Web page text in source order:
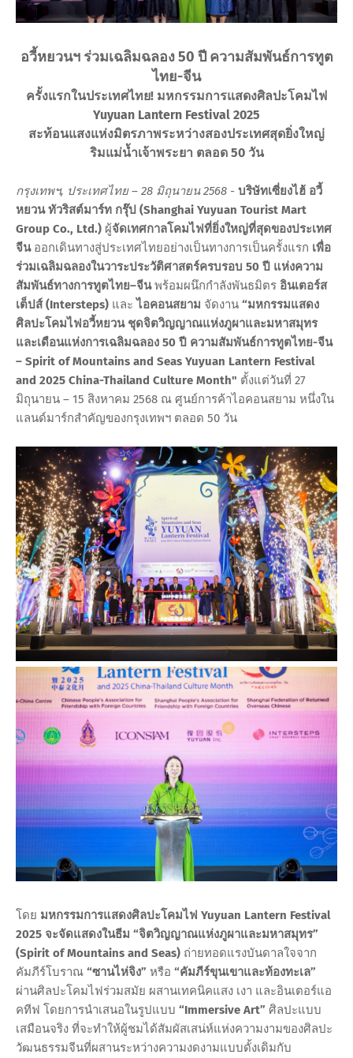
อวี้หยวนฯ ร่วมเฉลิมฉลอง 50 ปี ความสัมพันธ์การทูต
ไทย-จีน
ครั้งแรกในประเทศไทย! มหกรรมการแสดงศิลปะโคมไฟ
Yuyuan Lantern Festival 2025
สะท้อนแสงแห่งมิตรภาพระหว่างสองประเทศสุดยิ่งใหญ่
ริมแม่น้ำเจ้าพระยา ตลอด 50 วัน
กรุงเทพฯ, ประเทศไทย – 28 มิถุนายน 2568 - บริษัทเซี่ยงไฮ้ อวี้
หยวน ทัวริสต์มาร์ท กรุ๊ป (Shanghai Yuyuan Tourist Mart
Group Co., Ltd.) ผู้จัดเทศกาลโคมไฟที่ยิ่งใหญ่ที่สุดของประเทศ
จีนออกเดินทางสู่ประเทศไทยอย่างเป็นทางการเป็นครั้งแรก เพื่อ
ร่วมเฉลิมฉลองในวาระประวัติศาสตร์ครบรอบ 50 ปี แห่งความ
สัมพันธ์ทางการทูตไทย–จีนพร้อมผนึกกำลังพันธมิตร อินเตอร์ส
เต็ปส์ (Intersteps) และ ไอคอนสยาม จัดงาน “มหกรรมแสดง
ศิลปะโคมไฟอวี้หยวน ชุดจิตวิญญาณแห่งภูผาและมหาสมุทร
และเดือนแห่งการเฉลิมฉลอง 50 ปี ความสัมพันธ์การทูตไทย-จีน
– Spirit of Mountains and Seas Yuyuan Lantern Festival
and 2025 China-Thailand Culture Month" ตั้งแต่วันที่ 27
มิถุนายน – 15 สิงหาคม 2568 ณ ศูนย์การค้าไอคอนสยาม หนึ่งใน
แลนด์มาร์กสำคัญของกรุงเทพฯ ตลอด 50 วัน
โดย มหกรรมการแสดงศิลปะโคมไฟ Yuyuan Lantern Festival
2025 จะจัดแสดงในธีม “จิตวิญญาณแห่งภูผาและมหาสมุทร”
(Spirit of Mountains and Seas) ถ่ายทอดแรงบันดาลใจจาก
คัมภีร์โบราณ “ซานไห่จิง” หรือ “คัมภีร์ขุนเขาและท้องทะเล”
ผ่านศิลปะโคมไฟร่วมสมัย ผสานเทคนิคแสง เงา และอินเตอร์แอ
คทีฟ โดยการนำเสนอในรูปแบบ “Immersive Art” ศิลปะแบบ
เสมือนจริง ที่จะทำให้ผู้ชมได้สัมผัสเสน่ห์แห่งความงามของศิลปะ
วัฒนธรรมจีนที่ผสานระหว่างความงดงามแบบดั้งเดิมกับ